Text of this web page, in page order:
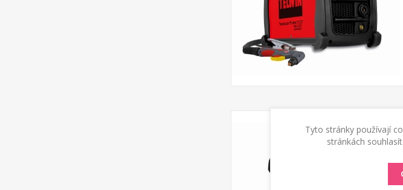
Tyto stránky používají
stránkách